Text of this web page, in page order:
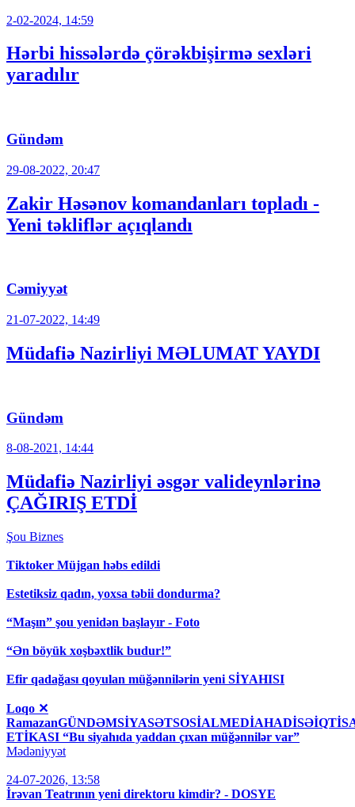
2-02-2024, 14:59
Hərbi hissələrdə çörəkbişirmə sexləri
yaradılır
Gündəm
29-08-2022, 20:47
Zakir Həsənov komandanları topladı -
Yeni təkliflər açıqlandı
Cəmiyyət
21-07-2022, 14:49
Müdafiə Nazirliyi MƏLUMAT YAYDI
Gündəm
8-08-2021, 14:44
Müdafiə Nazirliyi əsgər valideynlərinə
ÇAĞIRIŞ ETDİ
Şou Biznes
Tiktoker Müjgan həbs edildi
Estetiksiz qadın, yoxsa təbii dondurma?
“Maşın” şou yenidən başlayır - Foto
“Ən böyük xoşbəxtlik budur!”
Efir qadağası qoyulan müğənnilərin yeni SİYAHISI
Loqo ✕
ETİKASI “Bu siyahıda yaddan çıxan müğənnilər var”
Mədəniyyət
24-07-2026, 13:58
İrəvan Teatrının yeni direktoru kimdir? - DOSYE